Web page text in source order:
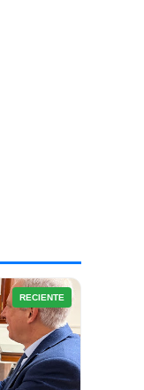
RECIENTE